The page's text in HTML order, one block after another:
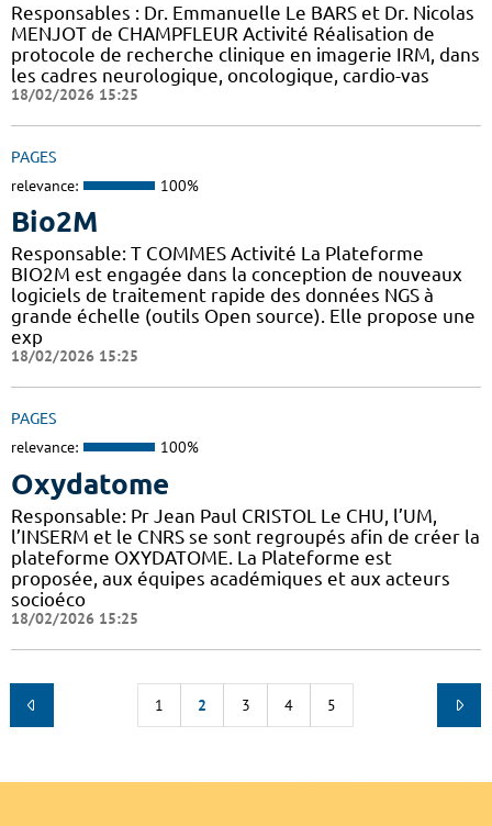
Responsables : Dr. Emmanuelle Le BARS et Dr. Nicolas
MENJOT de CHAMPFLEUR Activité Réalisation de
protocole de recherche clinique en imagerie IRM, dans
les cadres neurologique, oncologique, cardio-vas
18/02/2026 15:25
PAGES
relevance: 100%
Bio2M
Responsable: T COMMES Activité La Plateforme
BIO2M est engagée dans la conception de nouveaux
logiciels de traitement rapide des données NGS à
grande échelle (outils Open source). Elle propose une
exp
18/02/2026 15:25
PAGES
relevance: 100%
Oxydatome
Responsable: Pr Jean Paul CRISTOL Le CHU, l’UM,
l’INSERM et le CNRS se sont regroupés afin de créer la
plateforme OXYDATOME. La Plateforme est
proposée, aux équipes académiques et aux acteurs
socioéco
18/02/2026 15:25
1 2 3 4 5